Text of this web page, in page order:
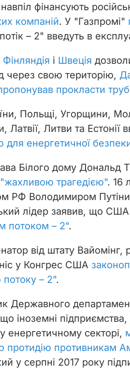
фінансують
компаній. У "Газпромі"
– 2" введуть в
Фінляндія і Швеція
через свою територію,
прокласти
Польщі, Угорщини,
Латвії, Литви та Естонії
для енергетичної
Білого дому Дональд
"жахливою трагедією". 16
РФ Володимиром
лідер заявив, що США
потоком – 2".
від штату
у Конгрес США
потоку – 2".
Державного
іноземні
енергетичному секторі,
протидію противникам
у серпні 2017 року